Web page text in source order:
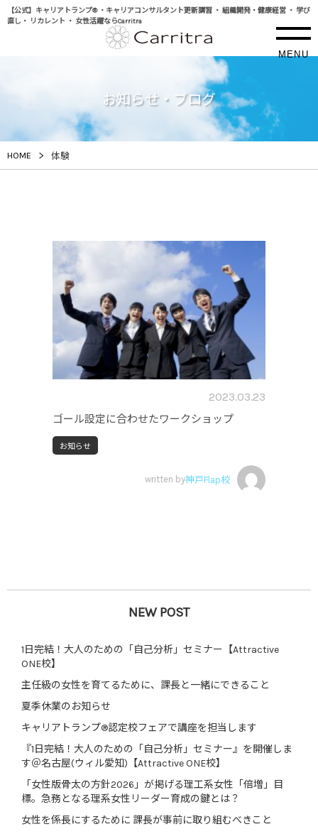
【公式】キャリアトランプ® ・キャリアコンサルタント更新講習 ・ 組織開発・健康経営 ・ 学び
直し・ リカレント ・ 女性活躍ならCarritra
MENU
お知らせ・ブログ
HOME > 体験
2023.03.23
ゴール設定に合わせたワークショップ
お知らせ
written by神戸Flap校
NEW POST
1日完結！大人のための「自己分析」セミナー【Attractive
ONE校】
主任級の女性を育てるために、課長と一緒にできること
夏季休業のお知らせ
キャリアトランプ®認定校フェアで講座を担当します
『1日完結！大人のための「自己分析」セミナー』を開催しま
す＠名古屋(ウィル愛知)【Attractive ONE校】
「女性版骨太の方針2026」が掲げる理工系女性「倍増」目
標。急務となる理系女性リーダー育成の鍵とは？
女性を係長にするために 課長が事前に取り組むべきこと